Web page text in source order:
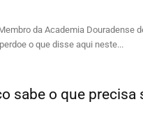
da Academia Douradense
o que disse aqui neste...
sabe o que precisa